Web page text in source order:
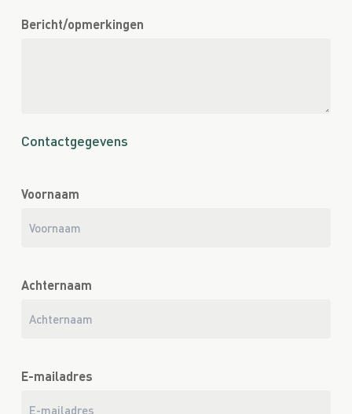
Bericht/opmerkingen
Contactgegevens
Voornaam
Achternaam
E-mailadres